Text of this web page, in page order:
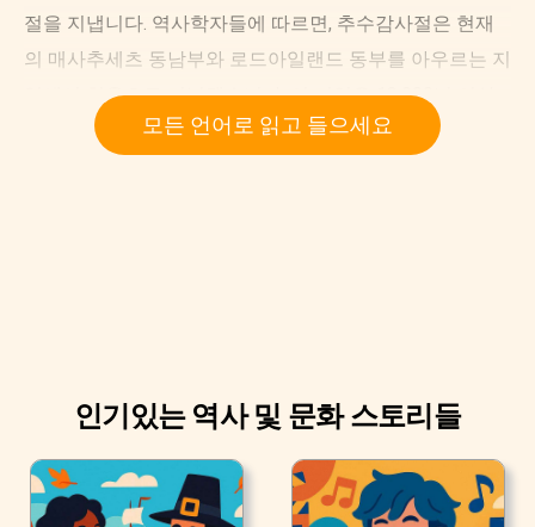
절을 지냅니다. 역사학자들에 따르면, 추수감사절은 현재
의 매사추세츠 동남부와 로드아일랜드 동부를 아우르는 지
역에서 처음으로 기념됐습니다. 이 지역은 12,000년 이상
왐파노아그족이 살았던 곳입니다.
모든 언어로 읽고 들으세요
인기있는 역사 및 문화 스토리들